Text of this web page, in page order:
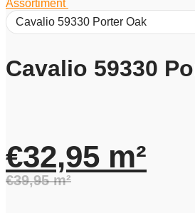
Assortiment
Cavalio 59330 Porter Oak
Cavalio 59330
€39,95 m²
€32,95 m²